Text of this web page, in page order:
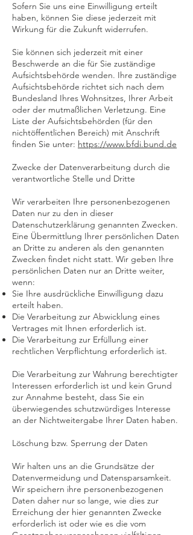
Sofern Sie uns eine Einwilligung erteilt
haben, können Sie diese jederzeit mit
Wirkung für die Zukunft widerrufen.
Sie können sich jederzeit mit einer
Beschwerde an die für Sie zuständige
Aufsichtsbehörde wenden. Ihre zuständige
Aufsichtsbehörde richtet sich nach dem
Bundesland Ihres Wohnsitzes, Ihrer Arbeit
oder der mutmaßlichen Verletzung. Eine
Liste der Aufsichtsbehörden (für den
nichtöffentlichen Bereich) mit Anschrift
finden Sie unter: https://www.bfdi.bund.de
Zwecke der Datenverarbeitung durch die
verantwortliche Stelle und Dritte
Wir verarbeiten Ihre personenbezogenen
Daten nur zu den in dieser
Datenschutzerklärung genannten Zwecken.
Eine Übermittlung Ihrer persönlichen Daten
an Dritte zu anderen als den genannten
Zwecken findet nicht statt. Wir geben Ihre
persönlichen Daten nur an Dritte weiter,
wenn:
Sie Ihre ausdrückliche Einwilligung dazu
erteilt haben.
Die Verarbeitung zur Abwicklung eines
Vertrages mit Ihnen erforderlich ist.
Die Verarbeitung zur Erfüllung einer
rechtlichen Verpflichtung erforderlich ist.
Die Verarbeitung zur Wahrung berechtigter
Interessen erforderlich ist und kein Grund
zur Annahme besteht, dass Sie ein
überwiegendes schutzwürdiges Interesse
an der Nichtweitergabe Ihrer Daten haben.
Löschung bzw. Sperrung der Daten
Wir halten uns an die Grundsätze der
Datenvermeidung und Datensparsamkeit.
Wir speichern ihre personenbezogenen
Daten daher nur so lange, wie dies zur
Erreichung der hier genannten Zwecke
erforderlich ist oder wie es die vom